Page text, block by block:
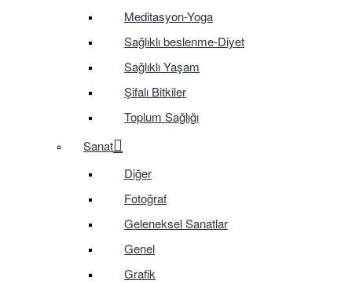
Meditasyon-Yoga
Sağlıklı beslenme-Diyet
Sağlıklı Yaşam
Şifalı Bitkiler
Toplum Sağlığı
Sanat
Diğer
Fotoğraf
Geleneksel Sanatlar
Genel
Grafik